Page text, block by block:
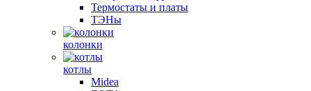
Термостаты и платы
ТЭНы
колонки
котлы
Midea